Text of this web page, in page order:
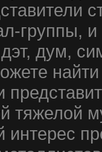
группы,
дум,
тяжелой